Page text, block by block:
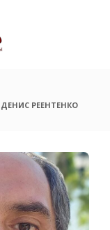
ДЕНИС РЕЕНТЕНКО